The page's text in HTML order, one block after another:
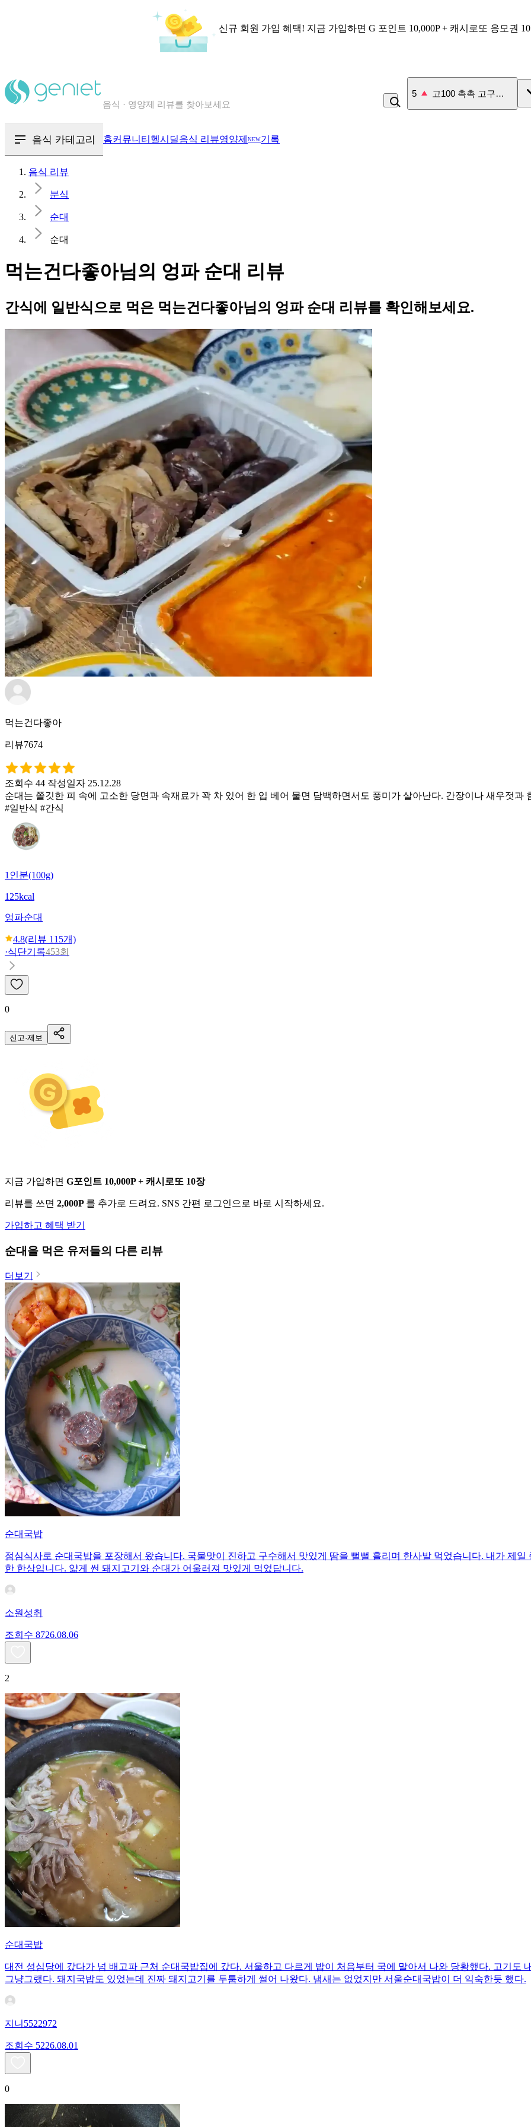
신규 회원 가입 혜택! 지금 가입하면 G 포인트 10,000P + 캐시로또 응모권
음식 · 영양제 리뷰를 찾아보세요
6 잡곡밥
음식 카테고리 홈커뮤니티 헬시딜음식 리뷰영양제 NEW기록
음식 리뷰
분식
순대
순대
먹는건다좋아님의 엉파 순대 리뷰
간식에 일반식으로 먹은 먹는건다좋아님의 엉파 순대 리뷰를 확인해보세요.
먹는건다좋아
리뷰7674
조회수 44 작성일자 25.12.28
순대는 쫄깃한 피 속에 고소한 당면과 속재료가 꽉 차 있어 한 입 베어 물면 담백하면서도 풍미가 살아난다. 간장이나 새우젓과
#일반식 #간식
1인분(100g)
125kcal
엉파순대
4.8(리뷰 115개)
·식단기록453회
0
신고·제보
지금 가입하면 G포인트 10,000P + 캐시로또 10장
리뷰를 쓰면 2,000P 를 추가로 드려요. SNS 간편 로그인으로 바로 시작하세요.
가입하고 혜택 받기
순대 을 먹은 유저들의 다른 리뷰
더보기
순대국밥
점심식사로 순대국밥을 포장해서 왔습니다. 국물맛이 진하고 구수해서 맛있게 땀을 뻘뻘 흘리며 한사발 먹었습니다. 내가 제
한 한상입니다. 얇게 썬 돼지고기와 순대가 어울러져 맛있게 먹었답니다.
소원성취
조회수 8726.08.06
2
순대국밥
대전 성심당에 갔다가 넘 배고파 근처 순대국밥집에 갔다. 서울하고 다르게 밥이 처음부터 국에 말아서 나와 당황했다. 고기도
그냥그랬다. 돼지국밥도 있었는데 진짜 돼지고기를 두툼하게 썰어 나왔다. 냄새는 없었지만 서울순대국밥이 더 익숙한듯 했다.
지니5522972
조회수 5226.08.01
0